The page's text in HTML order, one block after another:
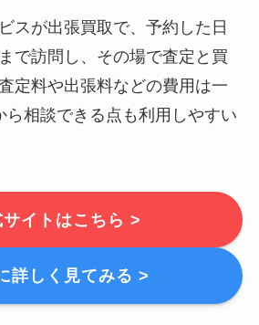
スが出張買取で、予約した日
で訪問し、その場で査定と買
定料や出張料などの費用は一
ら相談できる点も利用しやすい
イトはこちら >
詳しく見てみる >